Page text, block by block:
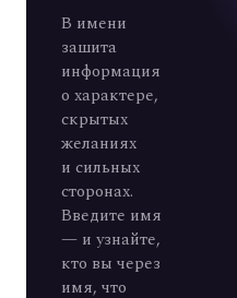
В имени
зашита
информация
о характере,
скрытых
желаниях
и сильных
сторонах.
Введите имя
— и узнайте,
кто вы через
имя, что